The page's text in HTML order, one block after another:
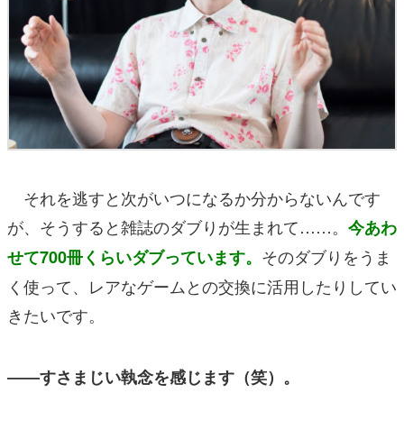
それを逃すと次がいつになるか分からないんです
が、そうすると雑誌のダブりが生まれて……。 今あわ
せて700冊くらいダブっています。 そのダブりをうま
く使って、レアなゲームとの交換に活用したりしてい
きたいです。
――すさまじい執念を感じます（笑）。